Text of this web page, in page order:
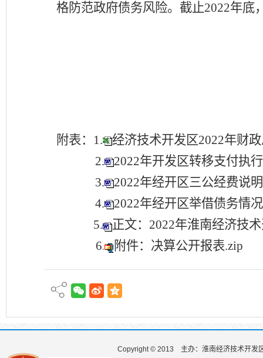
格防范政府债务风险。 截止2022年底
附表：1.
经济技术开发区2022年财
2.
2022年开发区转移支付执
3.
2022年经开区三公经费说
4.
2022年经开区举借债务情
5.
正文：2022年淮南经济技
6. 附件：决算公开报表.zip
Copyright © 2013 主办：淮南经济技术开发